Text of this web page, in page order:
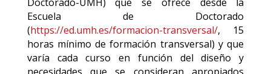
Escuela de Doctorado
(https://ed.umh.es/formacion-transversal/, 15
horas mínimo de formación transversal) y que
varía cada curso en función del diseño y